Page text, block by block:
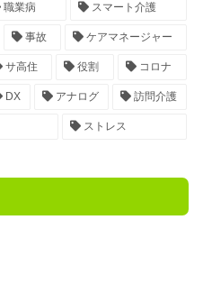
職業病 スマート介護
事故 ケアマネージャー
サ高住 役割 コロナ
DX アナログ 訪問介護
ストレス